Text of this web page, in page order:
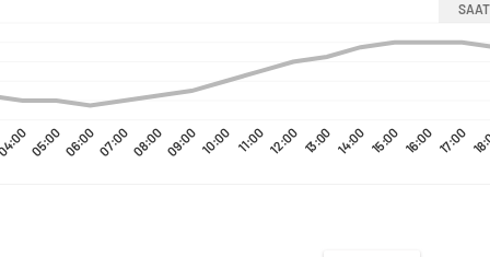
05:0006:0007:0008:0009:0010:00 11:00 12:00 13:00 14:00 15:00 16:00 17:00